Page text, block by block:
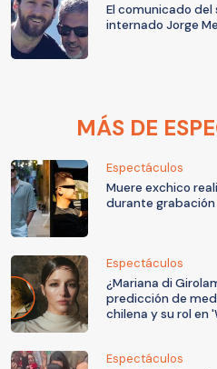
El comunicado
internado Jorge
MÁS DE
Espectáculos
Muere exchico
durante grabación
Espectáculos
¿Mariana di
predicción de
chilena y su rol en
Espectáculos